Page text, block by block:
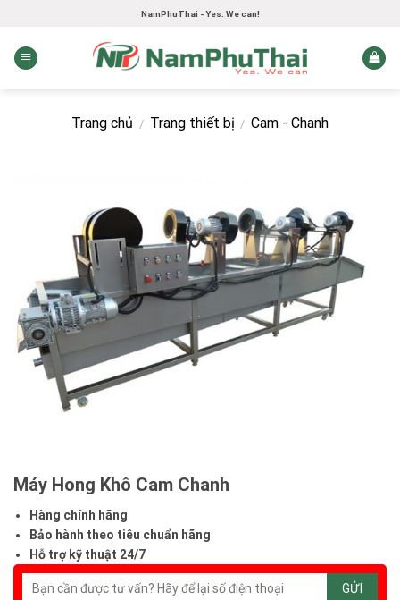
content
NamPhuThai - Yes. We can!
Trang chủ / Trang thiết bị / Cam - Chanh
Máy Hong Khô Cam Chanh
Hàng chính hãng
Bảo hành theo tiêu chuẩn hãng
Hỗ trợ kỹ thuật 24/7